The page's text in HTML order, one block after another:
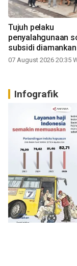
Tujuh pelaku
penyalahgunaan
subsidi
Sumbar
07 August 2026 20:35
Infografik